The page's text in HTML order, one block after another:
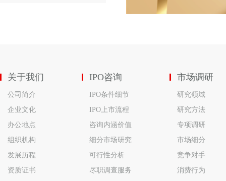
关于我们
公司简介
企业文化
办公地点
组织机构
发展历程
资质证书
IPO咨询
IPO条件细节
IPO上市流程
咨询内涵价值
细分市场研究
可行性分析
尽职调查服务
市场调研
研究领域
研究方法
专项调研
市场细分
竞争对手
消费行为